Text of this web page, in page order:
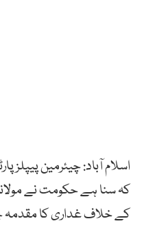
اسلام آباد: چیئرمین پیپلز
کہ سنا ہے حکومت نے
کے خلاف غداری کا مقدمہ